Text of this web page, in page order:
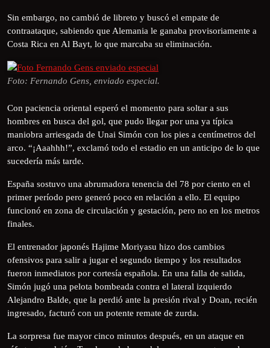
Sin embargo, no cambió de libreto y buscó el empate de
contraataque, sabiendo que Alemania le ganaba provisoriamente a
Costa Rica en Al Bayt, lo que marcaba su eliminación.
Foto: Fernando Gens, enviado especial.
Con paciencia oriental esperó el momento para soltar a sus
hombres en busca del gol, que pudo llegar por una ya típica
maniobra arriesgada de Unai Simón con los pies a centímetros del
arco. “¡Aaahhh!”, exclamó todo el estadio en un anticipo de lo que
sucedería más tarde.
España sostuvo una abrumadora tenencia del 78 por ciento en el
primer período pero generó poco en relación a ello. El equipo
funcionó en zona de circulación y gestación, pero no en los metros
finales.
El entrenador japonés Hajime Moriyasu hizo dos cambios
ofensivos para salir a jugar el segundo tiempo y los resultados
fueron inmediatos por cortesía española. En una falla de salida,
Simón jugó una pelota bombeada contra el lateral izquierdo
Alejandro Balde, que la perdió ante la presión rival y Doan, recién
ingresado, facturó con un potente remate de zurda.
La sorpresa fue mayor cinco minutos después, en un ataque en